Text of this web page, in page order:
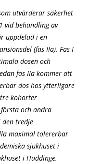
utvärderar säkerhet
vid behandling av
uppdelad i en
(fas IIa). Fas I
dosen och
fas IIa kommer att
dos hos ytterligare
kohorter
och andra
den tredje
maximal tolererbar
sjukhuset i
i Huddinge.